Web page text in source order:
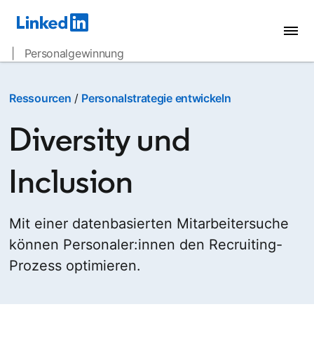
| Personalgewinnung
Ressourcen / Personalstrategie entwickeln
Diversity und
Inclusion
Mit einer datenbasierten Mitarbeitersuche
können Personaler:innen den Recruiting-
Prozess optimieren.